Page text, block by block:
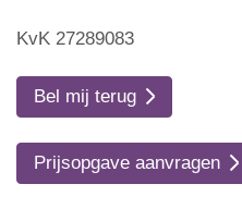
KvK 27289083
Bel mij terug
Prijsopgave aanvragen